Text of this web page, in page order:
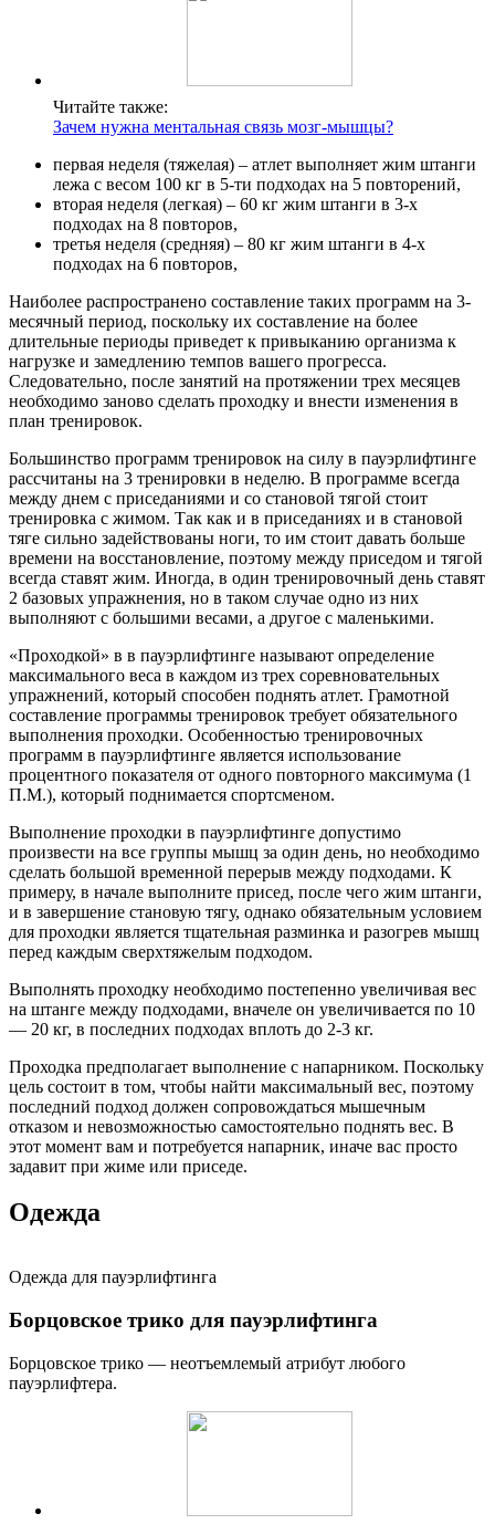
Читайте также:
Зачем нужна ментальная связь мозг-мышцы?
первая неделя (тяжелая) – атлет выполняет жим штанги
лежа с весом 100 кг в 5-ти подходах на 5 повторений,
вторая неделя (легкая) – 60 кг жим штанги в 3-х
подходах на 8 повторов,
третья неделя (средняя) – 80 кг жим штанги в 4-х
подходах на 6 повторов,
Наиболее распространено составление таких программ на 3-
месячный период, поскольку их составление на более
длительные периоды приведет к привыканию организма к
нагрузке и замедлению темпов вашего прогресса.
Следовательно, после занятий на протяжении трех месяцев
необходимо заново сделать проходку и внести изменения в
план тренировок.
Большинство программ тренировок на силу в пауэрлифтинге
рассчитаны на 3 тренировки в неделю. В программе всегда
между днем с приседаниями и со становой тягой стоит
тренировка с жимом. Так как и в приседаниях и в становой
тяге сильно задействованы ноги, то им стоит давать больше
времени на восстановление, поэтому между приседом и тягой
всегда ставят жим. Иногда, в один тренировочный день ставят
2 базовых упражнения, но в таком случае одно из них
выполняют с большими весами, а другое с маленькими.
«Проходкой» в в пауэрлифтинге называют определение
максимального веса в каждом из трех соревновательных
упражнений, который способен поднять атлет. Грамотной
составление программы тренировок требует обязательного
выполнения проходки. Особенностью тренировочных
программ в пауэрлифтинге является использование
процентного показателя от одного повторного максимума (1
П.М.), который поднимается спортсменом.
Выполнение проходки в пауэрлифтинге допустимо
произвести на все группы мышц за один день, но необходимо
сделать большой временной перерыв между подходами. К
примеру, в начале выполните присед, после чего жим штанги,
и в завершение становую тягу, однако обязательным условием
для проходки является тщательная разминка и разогрев мышц
перед каждым сверхтяжелым подходом.
Выполнять проходку необходимо постепенно увеличивая вес
на штанге между подходами, вначеле он увеличивается по 10
— 20 кг, в последних подходах вплоть до 2-3 кг.
Проходка предполагает выполнение с напарником. Поскольку
цель состоит в том, чтобы найти максимальный вес, поэтому
последний подход должен сопровождаться мышечным
отказом и невозможностью самостоятельно поднять вес. В
этот момент вам и потребуется напарник, иначе вас просто
задавит при жиме или приседе.
Одежда
Одежда для пауэрлифтинга
Борцовское трико для пауэрлифтинга
Борцовское трико — неотъемлемый атрибут любого
пауэрлифтера.